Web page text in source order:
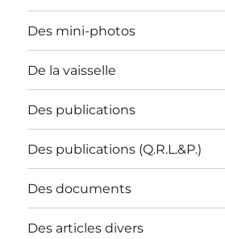
Des mini-photos
De la vaisselle
Des publications
Des publications (Q.R.L.&P.)
Des documents
Des articles divers